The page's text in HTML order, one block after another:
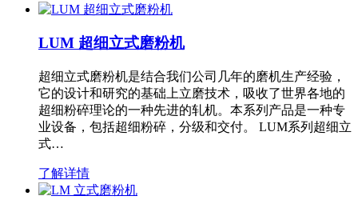
LUM 超细立式磨粉机
超细立式磨粉机是结合我们公司几年的磨机生产经验，
它的设计和研究的基础上立磨技术，吸收了世界各地的
超细粉碎理论的一种先进的轧机。本系列产品是一种专
业设备，包括超细粉碎，分级和交付。 LUM系列超细立
式…
了解详情